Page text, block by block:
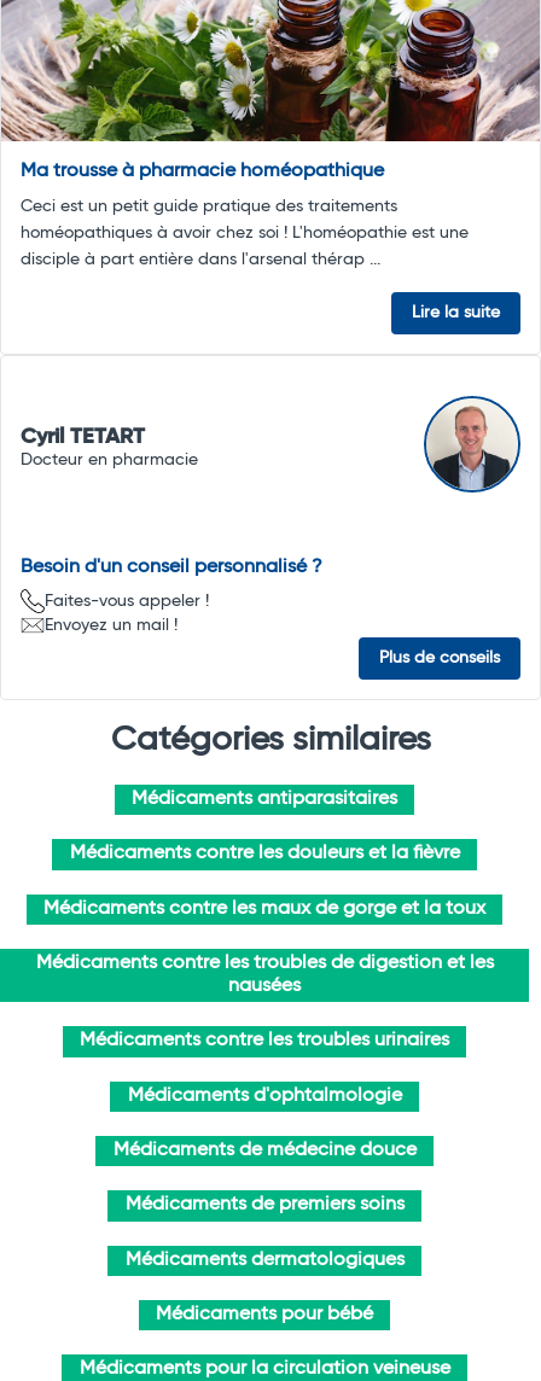
Ma trousse à pharmacie homéopathique
Ceci est un petit guide pratique des traitements
homéopathiques à avoir chez soi ! L'homéopathie est une
disciple à part entière dans l'arsenal thérap ...
Lire la suite
Cyril TETART
Docteur en pharmacie
Besoin d'un conseil personnalisé ?
Faites-vous appeler !
Envoyez un mail !
Plus de conseils
Catégories similaires
Médicaments antiparasitaires
Médicaments contre les douleurs et la fièvre
Médicaments contre les maux de gorge et la toux
Médicaments contre les troubles de digestion et les
nausées
Médicaments contre les troubles urinaires
Médicaments d'ophtalmologie
Médicaments de médecine douce
Médicaments de premiers soins
Médicaments dermatologiques
Médicaments pour bébé
Médicaments pour la circulation veineuse